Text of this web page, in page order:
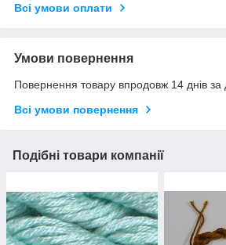
Всі умови оплати
Умови повернення
Повернення товару впродовж 14 днів за
Всі умови повернення
Подібні товари компанії